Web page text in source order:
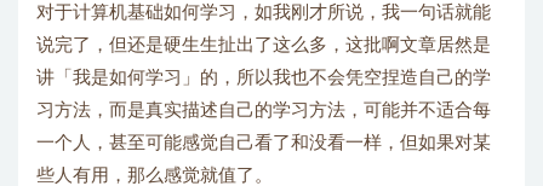
对于计算机基础如何学习，如我刚才所说，我一句话就能
说完了，但还是硬生生扯出了这么多，这批啊文章居然是
讲「我是如何学习」的，所以我也不会凭空捏造自己的学
习方法，而是真实描述自己的学习方法，可能并不适合每
一个人，甚至可能感觉自己看了和没看一样，但如果对某
些人有用，那么感觉就值了。